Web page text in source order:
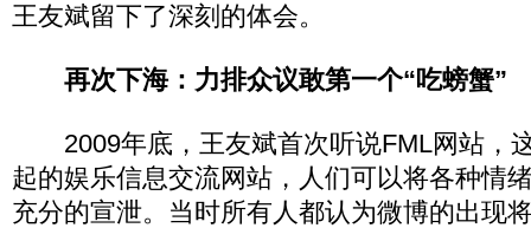
王友斌留下了深刻的体会。
再次下海：力排众议敢第一个“吃螃蟹”
2009年底，王友斌首次听说FML网站，
起的娱乐信息交流网站，人们可以将各种情
充分的宣泄。当时所有人都认为微博的出现